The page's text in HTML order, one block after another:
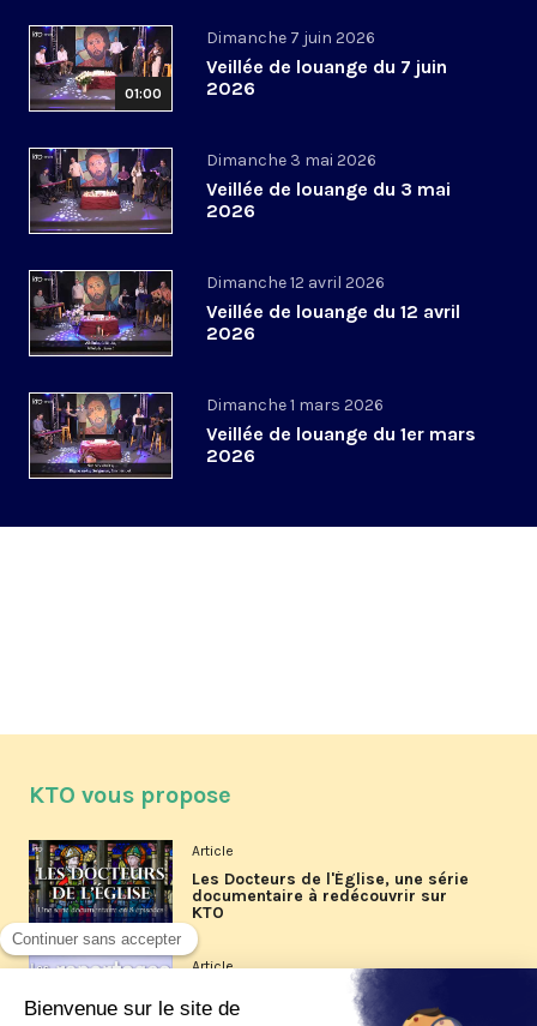
01:00
Dimanche 7 juin 2026
Veillée de louange du 7 juin
2026
Dimanche 3 mai 2026
Veillée de louange du 3 mai
2026
Dimanche 12 avril 2026
Veillée de louange du 12 avril
2026
Dimanche 1 mars 2026
Veillée de louange du 1er mars
2026
KTO vous propose
Article
Les Docteurs de l'Église, une série
documentaire à redécouvrir sur
KTO
Article
Les reportages d'été 2026 de KTO